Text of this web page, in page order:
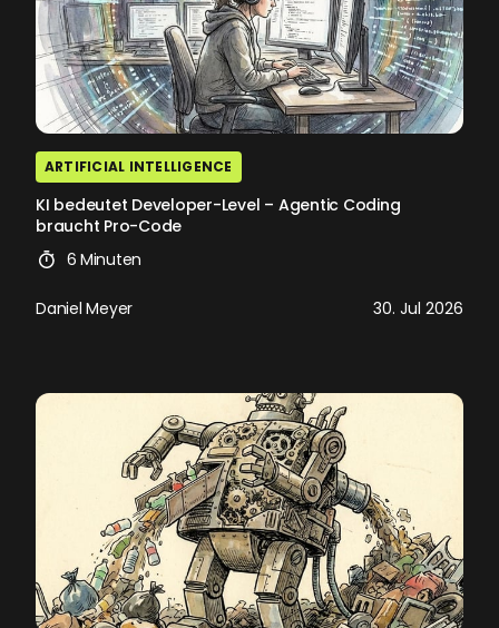
ARTIFICIAL INTELLIGENCE
KI bedeutet Developer-Level – Agentic Coding
braucht Pro-Code
6 Minuten
Daniel Meyer 30. Jul 2026